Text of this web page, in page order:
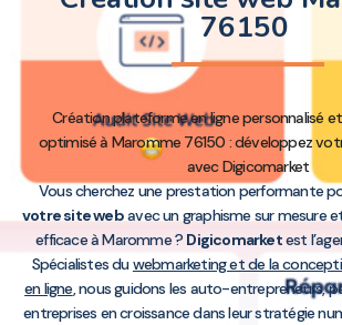
76150
Création plateforme en ligne personnalisé
optimisé à Maromme 76150 : développez
avec Digicomarket
Vous cherchez une prestation performante
votre site webavec un graphisme sur mesure
efficace à Maromme ? Digicomarketest
Spécialistes duwebmarketing et de la
en ligne , nous guidons les auto-entrepreneurs,
entreprises en croissance dans leur stratégie